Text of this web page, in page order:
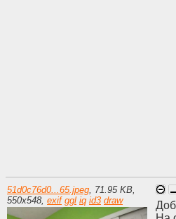
51d0c76d0...65.jpeg, 71.95 KB,
550x548, exif ggl iq id3 draw